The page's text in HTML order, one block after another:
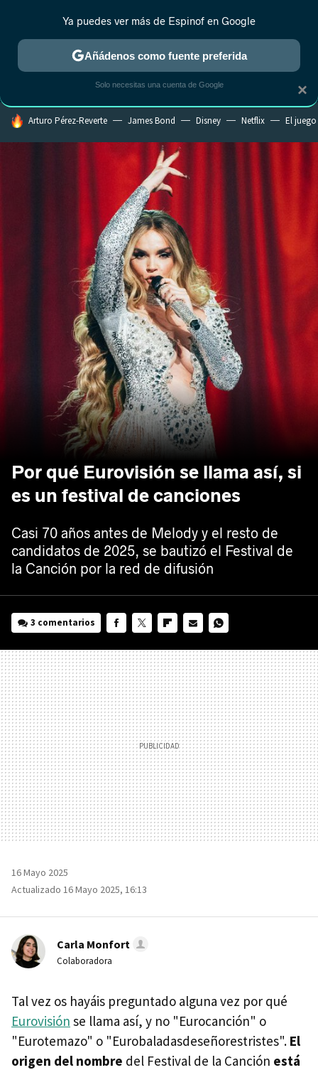
ESTRENOS REALITY ANIME RANKINGS CINE
HOY SE HABLA DE
Arturo Pérez-Reverte James Bond Disney Netflix El
Por qué Eurovisión se llama así, si
es un festival de canciones
Casi 70 años antes de Melody y el resto de
candidatos de 2025, se bautizó el Festival de
la Canción por la red de difusión
3 comentarios
MAIL
16 Mayo 2025
Actualizado 16 Mayo 2025, 16:13
Carla Monfort
Colaboradora
Tal vez os hayáis preguntado alguna vez por qué
Eurovisión se llama así, y no "Eurocanción" o
"Eurotemazo" o "Eurobaladasdeseñorestristes". El
origen del nombre del Festival de la Canción está
×
Ya puedes ver más de Espinof en Google
Añádenos como fuente preferida
Solo necesitas una cuenta de Google